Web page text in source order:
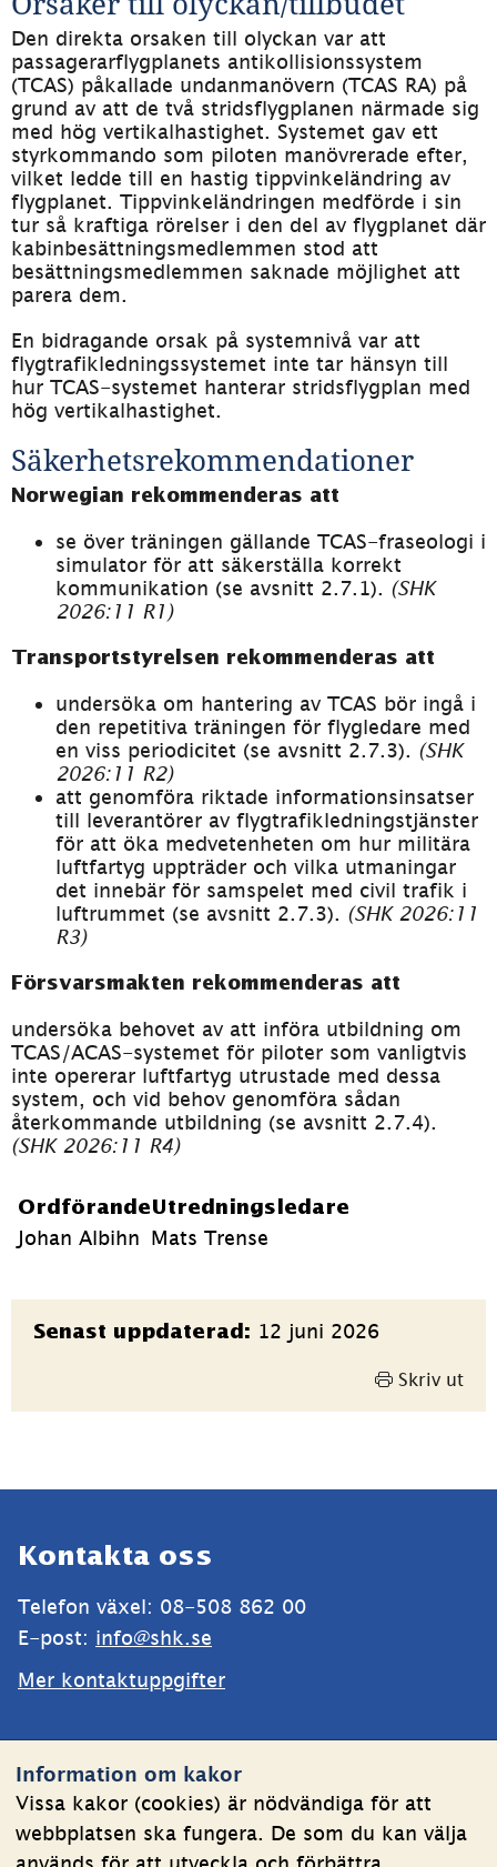
Information om kakor
Vissa kakor (cookies) är nödvändiga för att
webbplatsen ska fungera. De som du kan välja
Den direkta orsaken till olyckan var att
passagerarflygplanets antikollisionssystem
(TCAS) påkallade undanmanövern (TCAS RA) på
grund av att de två stridsflygplanen närmade sig
med hög vertikalhastighet. Systemet gav ett
styrkommando som piloten manövrerade efter,
vilket ledde till en hastig tippvinkeländring av
flygplanet. Tippvinkeländringen medförde i sin
tur så kraftiga rörelser i den del av flygplanet där
kabinbesättningsmedlemmen stod att
besättningsmedlemmen saknade möjlighet att
parera dem.
En bidragande orsak på systemnivå var att
flygtrafikledningssystemet inte tar hänsyn till
hur TCAS-systemet hanterar stridsflygplan med
hög vertikalhastighet.
Säkerhetsrekommendationer
Norwegian rekommenderas att
se över träningen gällande TCAS-fraseologi i
simulator för att säkerställa korrekt
kommunikation (se avsnitt 2.7.1). (SHK
2026:11 R1)
Transportstyrelsen rekommenderas att
undersöka om hantering av TCAS bör ingå i
den repetitiva träningen för flygledare med
en viss periodicitet (se avsnitt 2.7.3). (SHK
2026:11 R2)
att genomföra riktade informationsinsatser
till leverantörer av flygtrafikledningstjänster
för att öka medvetenheten om hur militära
luftfartyg uppträder och vilka utmaningar
det innebär för samspelet med civil trafik i
luftrummet (se avsnitt 2.7.3). (SHK 2026:11
R3)
Försvarsmakten rekommenderas att
undersöka behovet av att införa utbildning om
TCAS/ACAS-systemet för piloter som vanligtvis
inte opererar luftfartyg utrustade med dessa
system, och vid behov genomföra sådan
(SHK 2026:11 R4)
Ordförande
Johan Albihn
Utredningsledare
Mats Trense
Sidinformation
Senast uppdaterad: 12 juni 2026
Skriv ut
Kontakta oss
Telefon växel: 08-508 862 00
E-post: info@shk.se
Mer kontaktuppgifter
Om kakor
Behandling av personuppgifter